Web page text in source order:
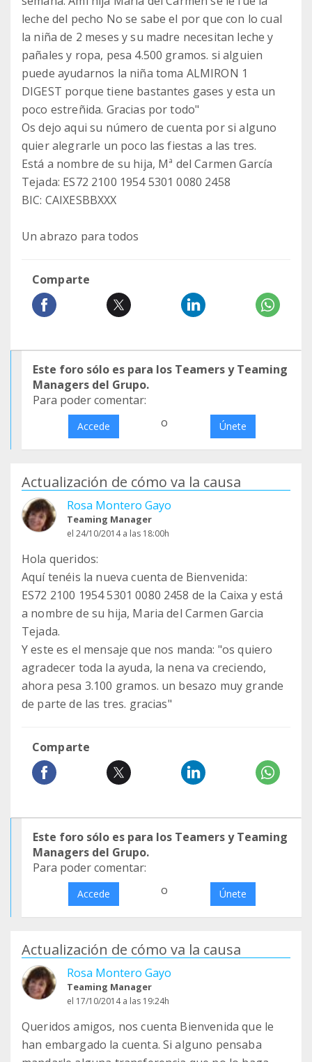
leche del pecho No se sabe el por que con lo cual
la niña de 2 meses y su madre necesitan leche y
pañales y ropa, pesa 4.500 gramos. si alguien
puede ayudarnos la niña toma ALMIRON 1
DIGEST porque tiene bastantes gases y esta un
poco estreñida. Gracias por todo"
Os dejo aqui su número de cuenta por si alguno
quier alegrarle un poco las fiestas a las tres.
Está a nombre de su hija, Mª del Carmen García
Tejada: ES72 2100 1954 5301 0080 2458
BIC: CAIXESBBXXX
Un abrazo para todos
Comparte
Este foro sólo es para los Teamers y Teaming
Managers del Grupo.
Para poder comentar:
Accede o Únete
Actualización de cómo va la causa
Rosa Montero Gayo
Teaming Manager
el 24/10/2014 a las 18:00h
Hola queridos:
Aquí tenéis la nueva cuenta de Bienvenida:
ES72 2100 1954 5301 0080 2458 de la Caixa y está
a nombre de su hija, Maria del Carmen Garcia
Tejada.
Y este es el mensaje que nos manda: "os quiero
agradecer toda la ayuda, la nena va creciendo,
ahora pesa 3.100 gramos. un besazo muy grande
de parte de las tres. gracias"
Comparte
Este foro sólo es para los Teamers y Teaming
Managers del Grupo.
Para poder comentar:
Accede o Únete
Actualización de cómo va la causa
Rosa Montero Gayo
Teaming Manager
el 17/10/2014 a las 19:24h
Queridos amigos, nos cuenta Bienvenida que le
han embargado la cuenta. Si alguno pensaba